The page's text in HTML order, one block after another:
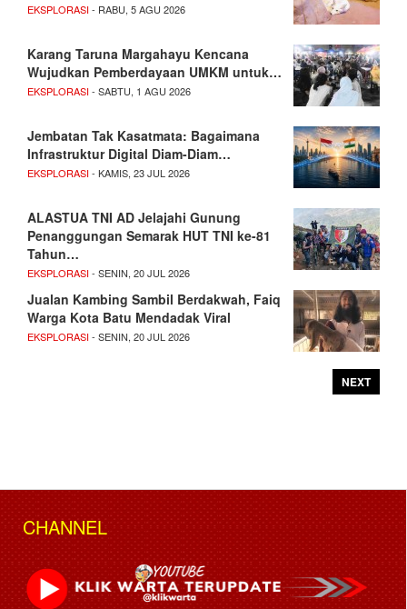
EKSPLORASI- RABU, 5 AGU 2026
Karang Taruna Margahayu Kencana
Wujudkan Pemberdayaan UMKM untuk…
EKSPLORASI- SABTU, 1 AGU 2026
Jembatan Tak Kasatmata: Bagaimana
Infrastruktur Digital Diam-Diam…
EKSPLORASI- KAMIS, 23 JUL 2026
ALASTUA TNI AD Jelajahi Gunung
Penanggungan Semarak HUT TNI ke-81
Tahun…
EKSPLORASI- SENIN, 20 JUL 2026
Jualan Kambing Sambil Berdakwah, Faiq
Warga Kota Batu Mendadak Viral
EKSPLORASI- SENIN, 20 JUL 2026
NEXT
CHANNEL